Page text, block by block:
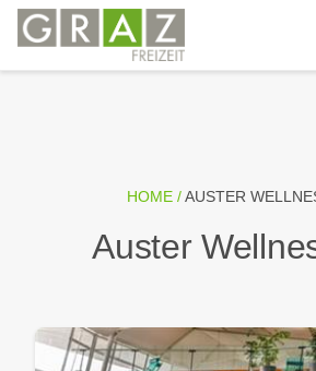
HOME /AUSTER
Auster